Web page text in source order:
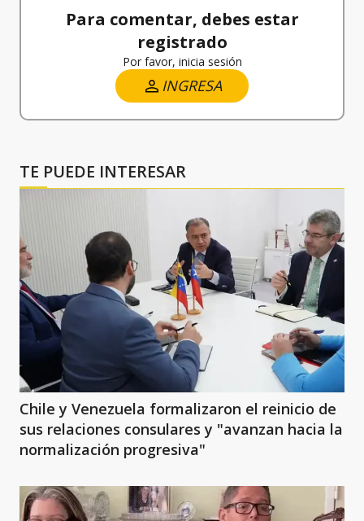
Para comentar, debes estar
registrado
Por favor, inicia sesión
INGRESA
TE PUEDE INTERESAR
Chile y Venezuela formalizaron el reinicio de
sus relaciones consulares y "avanzan hacia la
normalización progresiva"